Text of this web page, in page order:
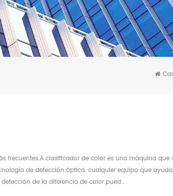
frecuentes.A clasificador de color es una máquina
de detección óptica. cualquier equipo que
de la diferencia de color pued...